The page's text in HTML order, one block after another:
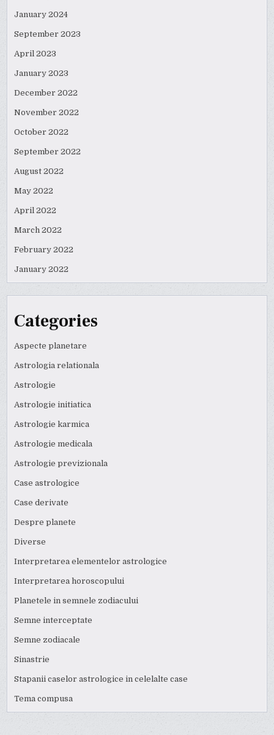
January 2024
September 2023
April 2023
January 2023
December 2022
November 2022
October 2022
September 2022
August 2022
May 2022
April 2022
March 2022
February 2022
January 2022
Categories
Aspecte planetare
Astrologia relationala
Astrologie
Astrologie initiatica
Astrologie karmica
Astrologie medicala
Astrologie previzionala
Case astrologice
Case derivate
Despre planete
Diverse
Interpretarea elementelor astrologice
Interpretarea horoscopului
Planetele in semnele zodiacului
Semne interceptate
Semne zodiacale
Sinastrie
Stapanii caselor astrologice in celelalte case
Tema compusa